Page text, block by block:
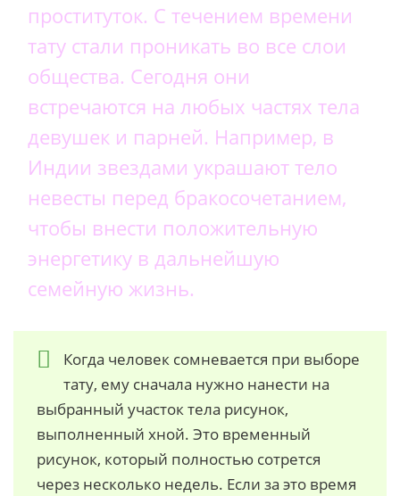
проституток. С течением времени
тату стали проникать во все слои
общества. Сегодня они
встречаются на любых частях тела
девушек и парней. Например, в
Индии звездами украшают тело
невесты перед бракосочетанием,
чтобы внести положительную
энергетику в дальнейшую
семейную жизнь.
Когда человек сомневается при выборе
тату, ему сначала нужно нанести на
выбранный участок тела рисунок,
выполненный хной. Это временный
рисунок, который полностью сотрется
через несколько недель. Если за это время